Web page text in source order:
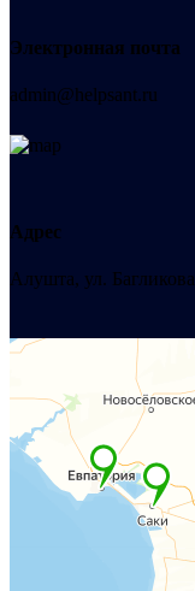
Электронная почта
admin@helpsant.ru
Адрес
Алушта, ул. Багликова